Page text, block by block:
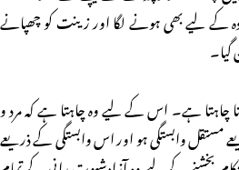
کے لیے بھی ہونے لگا اور زینت کو چھپانے
چاہتا ہے۔ اس کے لیے وہ چاہتا ہے کہ مرد و
وابستگی ہو اور اس وابستگی کے ذریعے